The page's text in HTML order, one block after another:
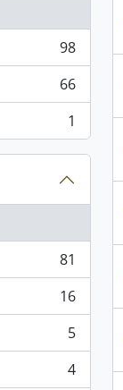
98
66
1
81
16
5
4